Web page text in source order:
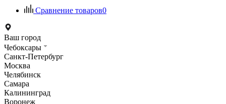
Сравнение товаров0
Ваш город
Чебоксары
Санкт-Петербург
Москва
Челябинск
Самара
Калининград
Воронеж